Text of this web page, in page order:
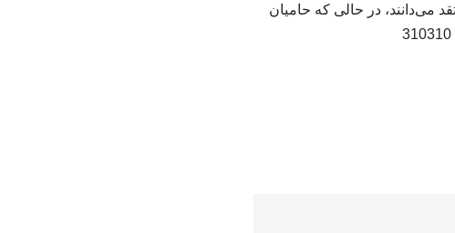
می‌دانند، در حالی که حامیان